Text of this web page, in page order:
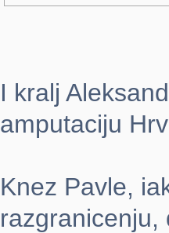
I kralj
amputaciju
Knez Pavle,
razgranicenju,